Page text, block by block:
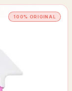
100% ORIGINAL